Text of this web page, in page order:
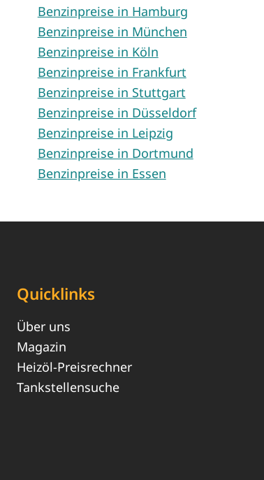
Benzinpreise in Hamburg
Benzinpreise in München
Benzinpreise in Köln
Benzinpreise in Frankfurt
Benzinpreise in Stuttgart
Benzinpreise in Düsseldorf
Benzinpreise in Leipzig
Benzinpreise in Dortmund
Benzinpreise in Essen
Quicklinks
Über uns
Magazin
Heizöl-Preisrechner
Tankstellensuche